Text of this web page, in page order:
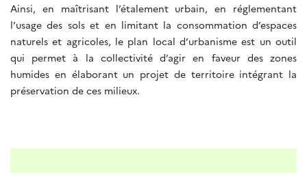
Ainsi, en maîtrisant l’étalement urbain, en réglementant
l’usage des sols et en limitant la consommation d’espaces
naturels et agricoles, le plan local d’urbanisme est un outil
qui permet à la collectivité d’agir en faveur des zones
humides en élaborant un projet de territoire intégrant la
préservation de ces milieux.